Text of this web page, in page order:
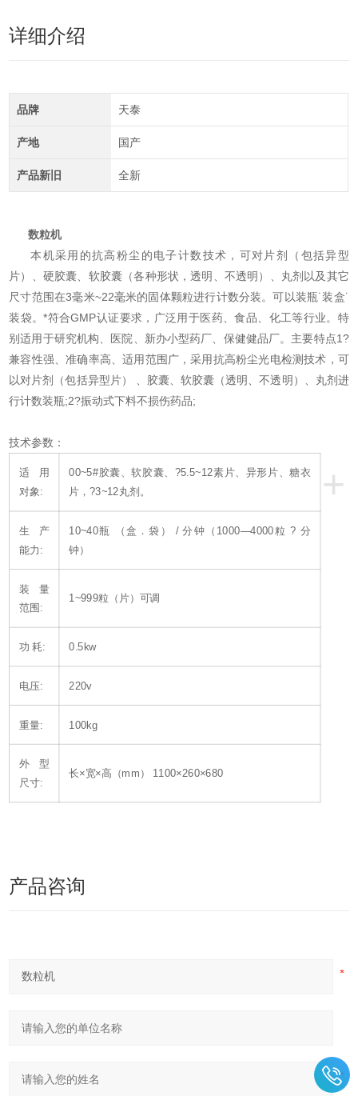
详细介绍
品牌 天泰
产地 国产
产品新旧 全新
数粒机
本机采用的抗高粉尘的电子计数技术，可对片剂（包括异型
片）、硬胶囊、软胶囊（各种形状，透明、不透明）、丸剂以及其它
尺寸范围在3毫米~22毫米的固体颗粒进行计数分装。可以装瓶˙装盒˙
装袋。*符合GMP认证要求，广泛用于医药、食品、化工等行业。特
别适用于研究机构、医院、新办小型药厂、保健健品厂。主要特点1?
兼容性强、准确率高、适用范围广，采用抗高粉尘光电检测技术，可
以对片剂（包括异型片） 、胶囊、软胶囊（透明、不透明）、丸剂进
行计数装瓶;2?振动式下料不损伤药品;
技术参数：
+
适用
对象:
00~5#胶囊、软胶囊、?5.5~12素片、异形片、糖衣
片，?3~12丸剂。
生产
能力:
10~40瓶 （盒．袋） / 分钟（1000—4000粒 ? 分
钟）
装量
范围:
1~999粒（片）可调
功 耗: 0.5kw
电压: 220v
重量: 100kg
外型
尺寸:
长×宽×高（mm） 1100×260×680
产品咨询